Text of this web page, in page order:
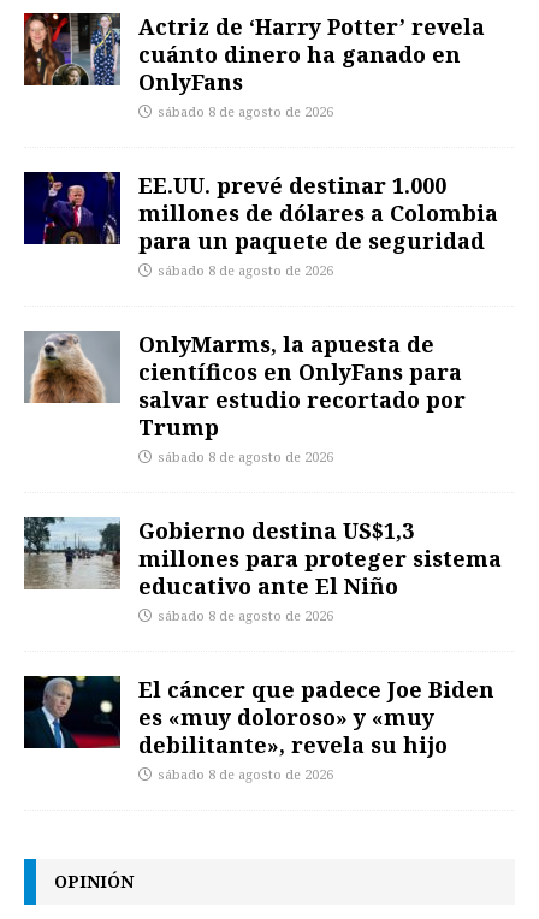
Actriz de ‘Harry Potter’ revela
cuánto dinero ha ganado en
OnlyFans
sábado 8 de agosto de 2026
EE.UU. prevé destinar 1.000
millones de dólares a Colombia
para un paquete de seguridad
sábado 8 de agosto de 2026
OnlyMarms, la apuesta de
científicos en OnlyFans para
salvar estudio recortado por
Trump
sábado 8 de agosto de 2026
Gobierno destina US$1,3
millones para proteger sistema
educativo ante El Niño
sábado 8 de agosto de 2026
El cáncer que padece Joe Biden
es «muy doloroso» y «muy
debilitante», revela su hijo
sábado 8 de agosto de 2026
OPINIÓN